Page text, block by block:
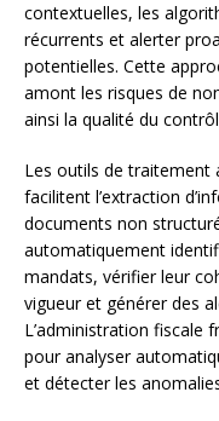
contextuelles, les
récurrents et alerter
potentielles. Cette
amont les risques de
ainsi la qualité du
Les outils de traitement
facilitent l’extraction
documents non
automatiquement
mandats, vérifier leur
vigueur et générer des
L’administration fiscale
pour analyser
et détecter les